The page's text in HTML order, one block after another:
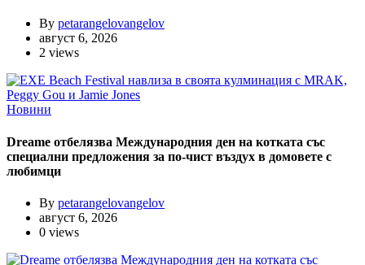
By petarangelovangelov
август 6, 2026
2 views
Новини
Dreame отбелязва Международния ден на котката със
специални предложения за по-чист въздух в домовете с
любимци
By petarangelovangelov
август 6, 2026
0 views